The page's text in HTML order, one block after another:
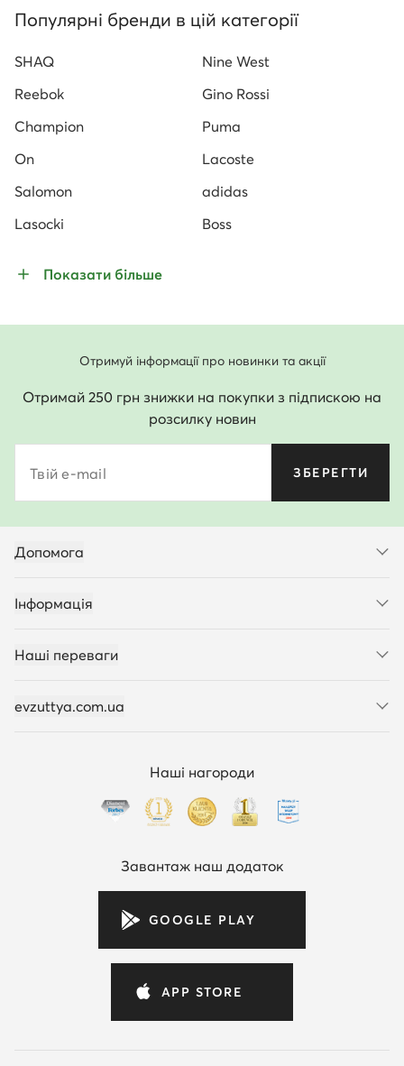
Популярні бренди в цій категорії
SHAQ
Nine West
Reebok
Gino Rossi
Champion
Puma
On
Lacoste
Salomon
adidas
Lasocki
Boss
Показати більше
Отримуй інформації про новинки та акції
Отримай 250 грн знижки на покупки з підпискою на
розсилку новин
Твій e-mail ЗБЕРЕГТИ
Допомога
Інформація
Наші переваги
evzuttya.com.ua
Наші нагороди
Завантаж наш додаток
GOOGLE PLAY
APP STORE